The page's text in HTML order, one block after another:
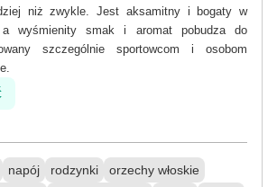
niż zwykle. Jest aksamitny i bogaty w
a wyśmienity smak i aromat pobudza do
szczególnie sportowcom i osobom
napój rodzynki
orzechy włoskie